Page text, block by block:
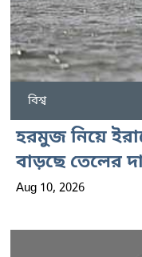
বিশ্ব
হরমুজ নিয়ে
বাড়ছে তেলের
Aug 10, 2026